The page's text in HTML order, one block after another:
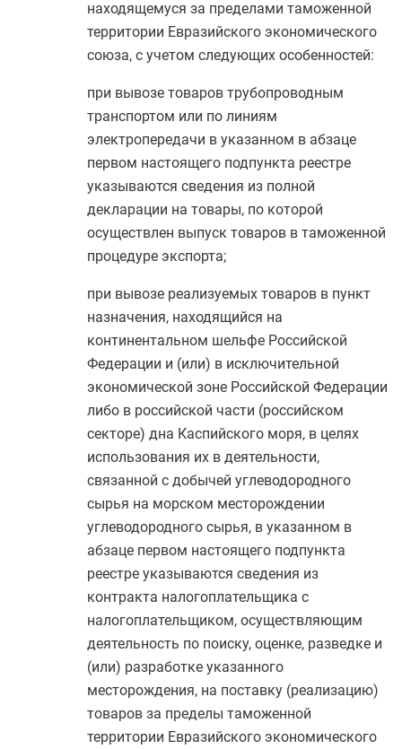
находящемуся за пределами таможенной
территории Евразийского экономического
союза, с учетом следующих особенностей:
при вывозе товаров трубопроводным
транспортом или по линиям
электропередачи в указанном в абзаце
первом настоящего подпункта реестре
указываются сведения из полной
декларации на товары, по которой
осуществлен выпуск товаров в таможенной
процедуре экспорта;
при вывозе реализуемых товаров в пункт
назначения, находящийся на
континентальном шельфе Российской
Федерации и (или) в исключительной
экономической зоне Российской Федерации
либо в российской части (российском
секторе) дна Каспийского моря, в целях
использования их в деятельности,
связанной с добычей углеводородного
сырья на морском месторождении
углеводородного сырья, в указанном в
абзаце первом настоящего подпункта
реестре указываются сведения из
контракта налогоплательщика с
налогоплательщиком, осуществляющим
деятельность по поиску, оценке, разведке и
(или) разработке указанного
месторождения, на поставку (реализацию)
товаров за пределы таможенной
территории Евразийского экономического